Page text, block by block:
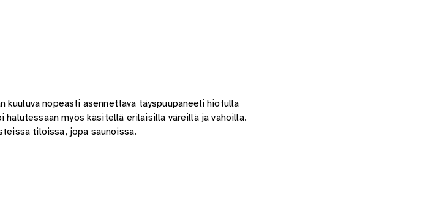
kuuluva nopeasti asennettava täyspuupaneeli hiotulla
myös käsitellä erilaisilla väreillä ja vahoilla.
tiloissa, jopa saunoissa.